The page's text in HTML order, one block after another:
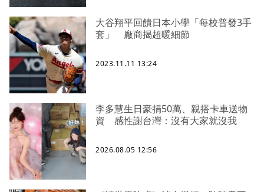
大谷翔平回饋日本小學「每校普發3手
套」 廠商揭超暖細節
2023.11.11 13:24
李多慧生日豪捐50萬、親搭卡車送物
資 感性謝台灣：沒有大家就沒我
2026.08.05 12:56